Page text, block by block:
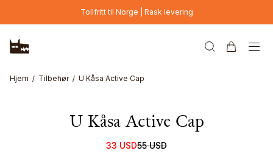
Hopp til hovedinnholdTollfritt til Norge | Rask levering
Hjem Tilbehør U Kåsa Active Cap
U Kåsa Active Cap
33 USD55 USD